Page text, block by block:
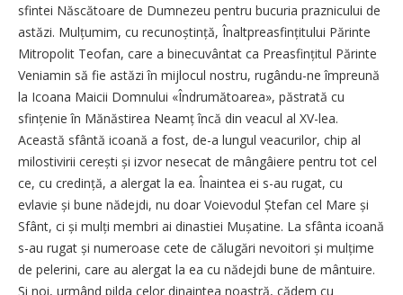
sfintei Născătoare de Dumnezeu pentru bucuria praznicului de
astăzi. Mulțumim, cu recunoștință, Înaltpreasfințitului Părinte
Mitropolit Teofan, care a binecuvântat ca Prea­sfințitul Părinte
Veniamin să fie astăzi în mijlocul nostru, rugându-ne împreună
la Icoana Maicii Domnului «Îndrumătoarea», păstrată cu
sfințenie în Mănăstirea Neamț încă din veacul al XV-lea.
Această sfântă icoană a fost, de-a lungul veacurilor, chip al
milostivirii cerești și izvor nesecat de mângâiere pentru tot cel
ce, cu credință, a alergat la ea. Înaintea ei s-au rugat, cu
evlavie și bune nădejdi, nu doar Voievodul Ștefan cel Mare și
Sfânt, ci și mulți membri ai dinastiei Mușatine. La sfânta icoană
s-au rugat și numeroase cete de călugări nevoitori și mulțime
de pelerini, care au alergat la ea cu nădejdi bune de mântuire.
Și noi, urmând pilda celor dinaintea noastră, cădem cu